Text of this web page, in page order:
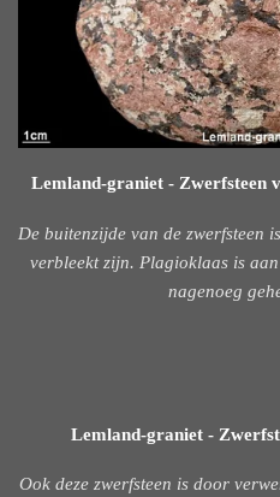
Lemland-graniet - Zwerfsteen
De buitenzijde van de zwerfsteen
verbleekt zijn. Plagioklaas is
nagenoeg
Lemland-graniet -
Ook deze zwerfsteen is door